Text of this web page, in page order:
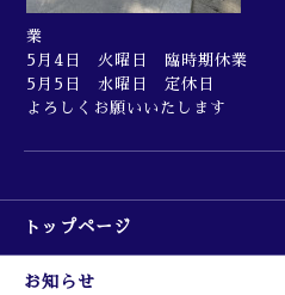
業
5月4日 火曜日 臨時期休業
5月5日 水曜日 定休日
よろしくお願いいたします
トップページ
お知らせ